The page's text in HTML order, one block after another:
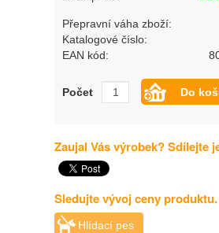
Přepravní váha zboží:
Katalogové číslo:
EAN kód:
Počet
Zaujal Vás výrobek? Sdílejte
Sledujte vývoj ceny produktu.
Hlídací pes